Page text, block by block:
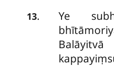
13. Ye